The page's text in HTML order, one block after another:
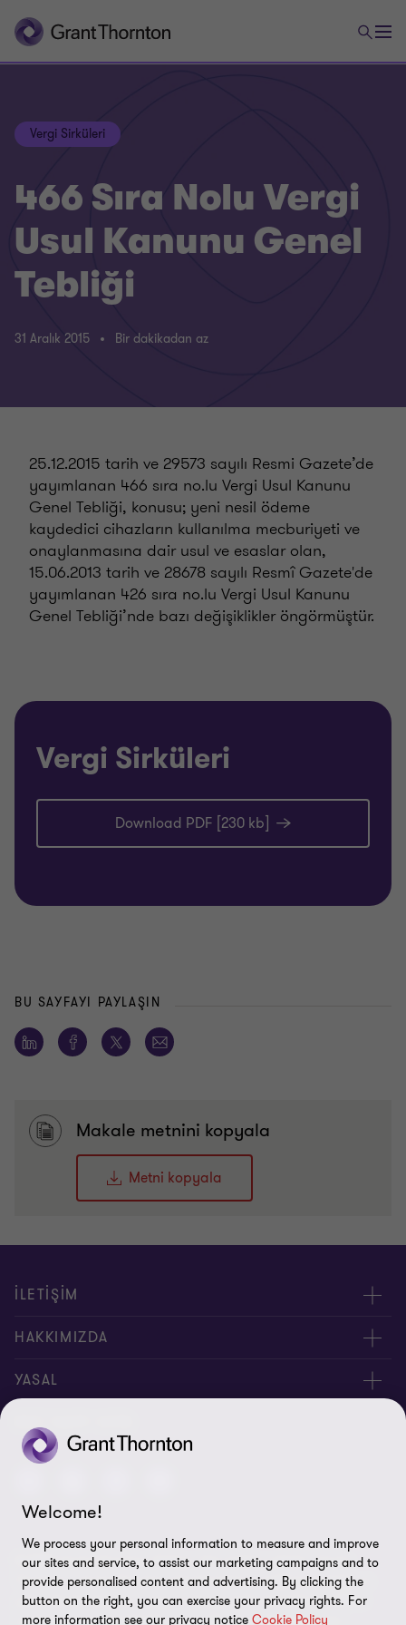
Vergi Sirküleri
466 Sıra Nolu Vergi
Usul Kanunu Genel
Tebliği
31 Aralık 2015 Bir dakikadan az
25.12.2015 tarih ve 29573 sayılı Resmi Gazete’de
yayımlanan 466 sıra no.lu Vergi Usul Kanunu
Genel Tebliği, konusu; yeni nesil ödeme
kaydedici cihazların kullanılma mecburiyeti ve
onaylanmasına dair usul ve esaslar olan,
15.06.2013 tarih ve 28678 sayılı Resmî Gazete'de
yayımlanan 426 sıra no.lu Vergi Usul Kanunu
Genel Tebliği’nde bazı değişiklikler öngörmüştür.
Vergi Sirküleri
Download PDF [230 kb]
BU SAYFAYI PAYLAŞIN
Makale metnini kopyala
Metni kopyala
İLETİŞİM
Yöneticilerimiz
Bizimle İletişime Geçin
HAKKIMIZDA
Hakkımızda
YASAL
Kişisel Verilerin Korunması Kanunu
Site Haritası
Çerez Tercihleri
BIZI TAKIP EDIN
© 2026 Grant Thornton Türkiye. Tüm hakları saklıdır. "Grant
Thornton", Grant Thornton üye firmalarının bağlı bulunduğu ve
çatısı altında denetim, vergi ve danışmanlık hizmetleri verdikleri
markaya işaret etmektedir. Grant Thornton Türkiye, Grant
Welcome!
We process your personal information to measure and improve
our sites and service, to assist our marketing campaigns and to
provide personalised content and advertising. By clicking the
button on the right, you can exercise your privacy rights. For
more information see our privacy notice Cookie Policy